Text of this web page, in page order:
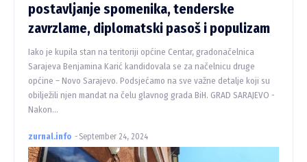
postavljanje spomenika, tenderske
zavrzlame, diplomatski pasoš i populizam
Iako je kupila stan na teritoriji općine Centar, gradonačelnica
Sarajeva Benjamina Karić kandidovala se za načelnicu druge
općine – Novo Sarajevo. Podsjećamo na sve važne detalje koji su
obilježili njen mandat na čelu glavnog grada BiH. GRAD SARAJEVO -
Nakon...
zurnal.info - September 24, 2024